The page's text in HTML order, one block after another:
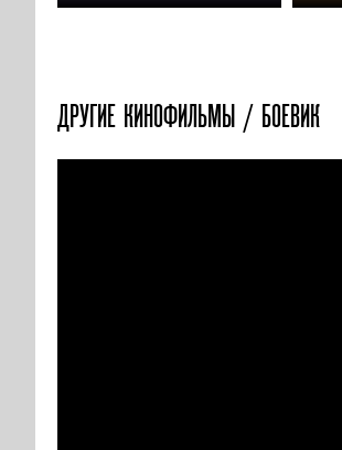
ДРУГИЕ КИНОФИЛЬМЫ / БОЕВИК